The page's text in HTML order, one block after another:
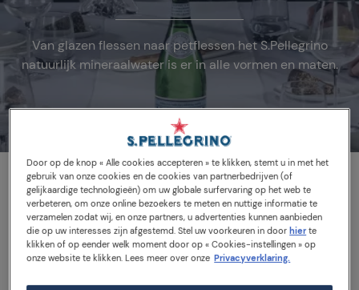
Van glazen flessen naar petflessen het S.Pellegrino
natuurlijk mineraalwater is er in alle vormen en maten.
Wist je dat?
Door op de knop « Alle cookies accepteren » te klikken, stemt u in met het
gebruik van onze cookies en de cookies van partnerbedrijven (of
gelijkaardige technologieën) om uw globale surfervaring op het web te
verbeteren, om onze online bezoekers te meten en nuttige informatie te
verzamelen zodat wij, en onze partners, u advertenties kunnen aanbieden
die op uw interesses zijn afgestemd. Stel uw voorkeuren in doorhier te
klikken of op eender welk moment door op « Cookies-instellingen » op
onze website te klikken. Lees meer over onze Privacyverklaring.